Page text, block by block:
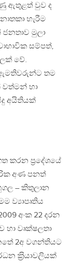
ඇතුළත් වුව ද
හැරීම
මුලා
සම්පත්,
වේ.
ඇමතිවරුන්ට තම
වත්මන් හා
අයිතියක්
කරන ප‍්‍රදේශයේ
අණ පනත්
– කිතුලාන
ව්‍යාපෘතිය
අංක 22 දරන
වෘක්ෂලතා
2අ වගන්තියට
ක‍්‍රියාවලියක්